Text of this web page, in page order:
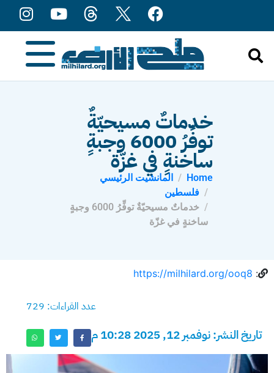
خدماتٌ مسيحيّةٌ
توفِّرُ 6000 وجبةٍ
ساخنةٍ في غزّة
Home
المانشيت الرئيسي
فلسطين
خدماتٌ مسيحيّةٌ توفِّرُ 6000 وجبةٍ
ساخنةٍ في غزّة
:
https://milhilard.org/ooq8
عدد القراءات: 729
تاريخ النشر: نوفمبر 12, 2025 10:28 م